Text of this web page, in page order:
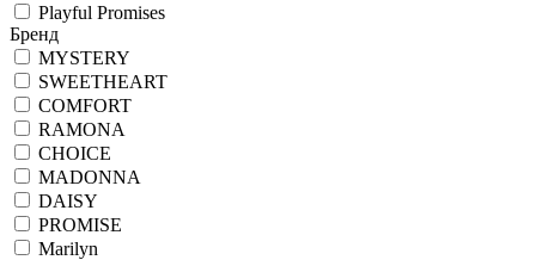
Playful Promises
Бренд
MYSTERY
SWEETHEART
COMFORT
RAMONA
CHOICE
MADONNA
DAISY
PROMISE
Marilyn